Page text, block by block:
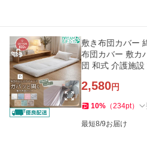
敷き布団カバー
布団カバー 敷カ
団 和式 介護施
2,580円
10% （234pt）
最短8/9お届け